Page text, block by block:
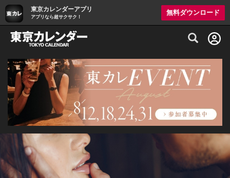
東京カレンダーアプリ
アプリなら超サクサク！
無料ダウンロード
グルメ情報・プレミアムレストラン予約